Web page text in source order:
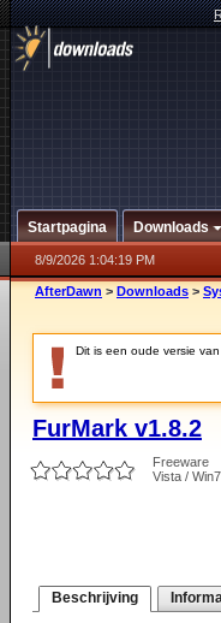
Startpagina Downloads
8/9/2026 1:04:19 PM
AfterDawn > Downloads >
Dit is een oude versie
FurMark v1.8.2
Freeware
Vista /
Beschrijving